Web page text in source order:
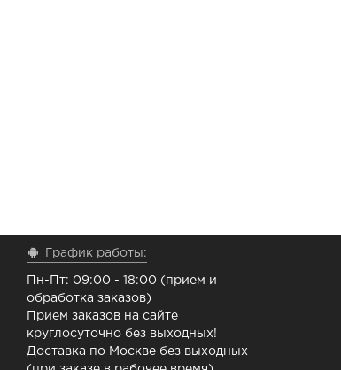
График работы:
Пн-Пт: 09:00 - 18:00 (прием и
обработка заказов)
Прием заказов на сайте
круглосуточно без выходных!
Доставка по Москве без выходных